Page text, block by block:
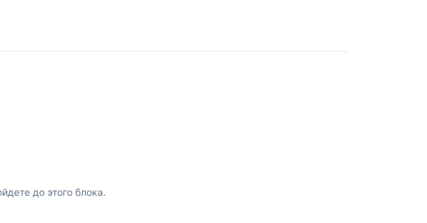
до этого блока.